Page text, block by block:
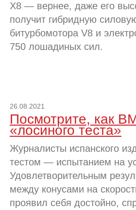
Х8 — вернее, даже его
получит гибридную
битурбомотора V8 и
750 лошадиных сил.
26.08.2021
Посмотрите, как
«лосиного теста»
Журналисты испанского
тестом — испытанием на
Удовлетворительным
между конусами на
проявил себя достойно,